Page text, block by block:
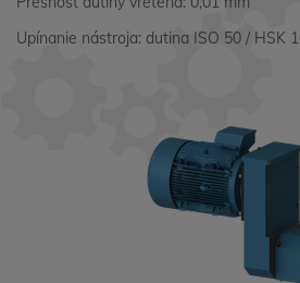
Upínanie nástroja: dutina ISO 50 / HSK